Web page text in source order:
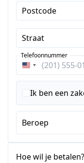
Postcode
Straat
Verenigde
Staten
+1
Telefoonnummer
Ik ben een
Beroep
Hoe wil je betalen?